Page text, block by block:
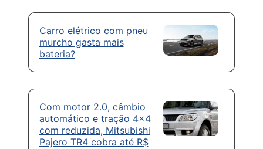
Carro elétrico com pneu
murcho gasta mais
bateria?
Com motor 2.0, câmbio
automático e tração 4×4
com reduzida, Mitsubishi
Pajero TR4 cobra até R$